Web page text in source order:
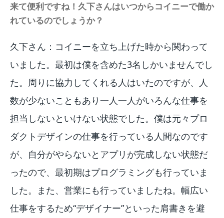
来て便利ですね！久下さんはいつからコイニーで働か
れているのでしょうか？
久下さん：コイニーを立ち上げた時から関わって
いました。最初は僕を含めた3名しかいませんでし
た。周りに協力してくれる人はいたのですが、人
数が少ないこともあり一人一人がいろんな仕事を
担当しないといけない状態でした。僕は元々プロ
ダクトデザインの仕事を行っている人間なのです
が、自分がやらないとアプリが完成しない状態だ
ったので、最初期はプログラミングも行っていま
した。また、営業にも行っていましたね。幅広い
仕事をするため“デザイナー”といった肩書きを避